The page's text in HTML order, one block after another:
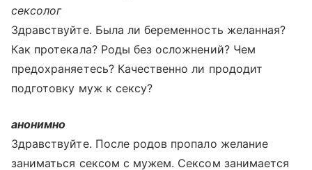
сексолог
Здравствуйте. Была ли беременность желанная?
Как протекала? Роды без осложнений? Чем
предохраняетесь? Качественно ли прододит
подготовку муж к сексу?
анонимно
Здравствуйте. После родов пропало желание
заниматься сексом с мужем. Сексом занимается